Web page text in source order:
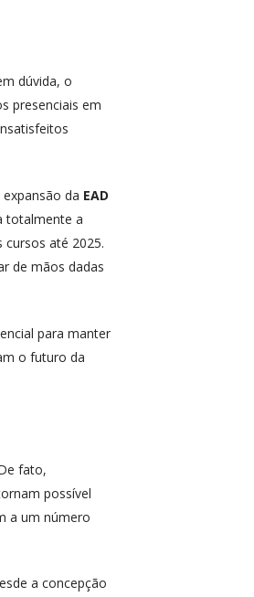
dúvida, o
presenciais em
da EAD
totalmente a
até 2025.
de mãos dadas
para manter
o futuro da
fato,
possível
a um número
a concepção